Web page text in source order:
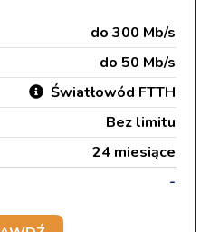
do 300 Mb/s
do 50 Mb/s
Światłowód FTTH
Bez limitu
24 miesiące
-